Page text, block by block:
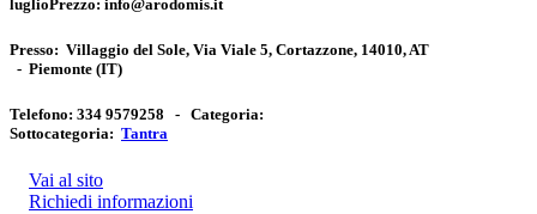
luglioPrezzo: info@arodomis.it
Presso: Villaggio del Sole, Via Viale 5, Cortazzone, 14010, AT
- Piemonte (IT)
Telefono: 334 9579258 - Categoria:
Sottocategoria: Tantra
Vai al sito
Richiedi informazioni